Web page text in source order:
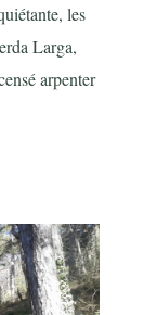
les
Larga,
arpenter